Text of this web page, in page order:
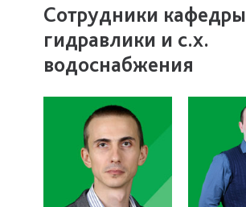
Сотрудники кафедры
гидравлики и с.х.
водоснабжения